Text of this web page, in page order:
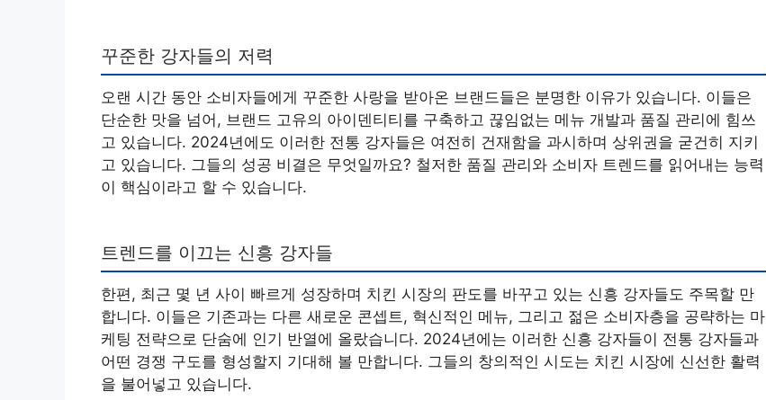
꾸준한 강자들의 저력
오랜 시간 동안 소비자들에게 꾸준한 사랑을 받아온 브랜드들은 분명한 이유가 있습니다. 이들은
단순한 맛을 넘어, 브랜드 고유의 아이덴티티를 구축하고 끊임없는 메뉴 개발과 품질 관리에 힘쓰
고 있습니다. 2024년에도 이러한 전통 강자들은 여전히 건재함을 과시하며 상위권을 굳건히 지키
고 있습니다. 그들의 성공 비결은 무엇일까요? 철저한 품질 관리와 소비자 트렌드를 읽어내는 능력
이 핵심이라고 할 수 있습니다.
트렌드를 이끄는 신흥 강자들
한편, 최근 몇 년 사이 빠르게 성장하며 치킨 시장의 판도를 바꾸고 있는 신흥 강자들도 주목할 만
합니다. 이들은 기존과는 다른 새로운 콘셉트, 혁신적인 메뉴, 그리고 젊은 소비자층을 공략하는 마
케팅 전략으로 단숨에 인기 반열에 올랐습니다. 2024년에는 이러한 신흥 강자들이 전통 강자들과
어떤 경쟁 구도를 형성할지 기대해 볼 만합니다. 그들의 창의적인 시도는 치킨 시장에 신선한 활력
을 불어넣고 있습니다.